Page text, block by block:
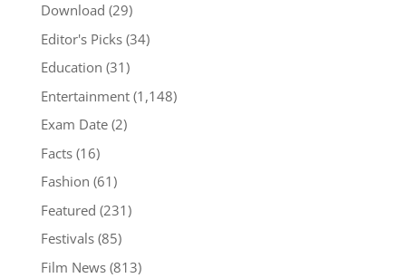
Download (29)
Editor's Picks(34)
Education (31)
Entertainment(1,148)
Exam Date(2)
Facts(16)
Fashion (61)
Featured (231)
Festivals(85)
Film News(813)